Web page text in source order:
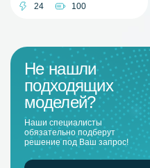
24
100
Не нашли
подходящих
моделей?
Наши специалисты
обязательно подберут
решение под Ваш запрос!